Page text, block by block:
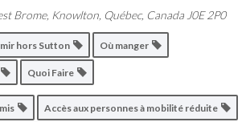
Brome, Knowlton, Québec, Canada J0E 2P0
hors Sutton Où manger
Quoi Faire
Accès aux personnes à mobilité réduite